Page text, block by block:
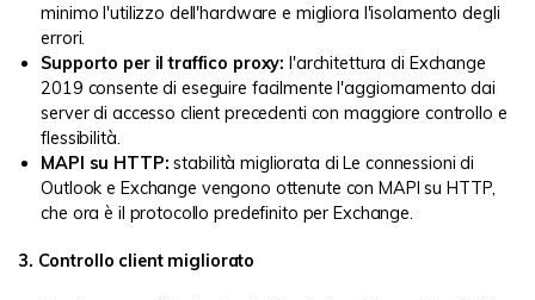
minimo l'utilizzo dell'hardware e migliora l'isolamento degli
errori.
Supporto per il traffico proxy: l'architettura di Exchange
2019 consente di eseguire facilmente l'aggiornamento dai
server di accesso client precedenti con maggiore controllo e
flessibilità.
MAPI su HTTP: stabilità migliorata diLe connessioni di
Outlook e Exchange vengono ottenute con MAPI su HTTP,
che ora è il protocollo predefinito per Exchange.
3. Controllo client migliorato